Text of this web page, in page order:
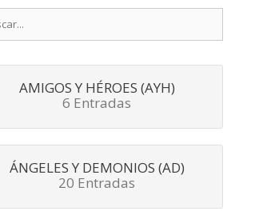
AMIGOS Y HÉROES (AYH)
6 Entradas
ÁNGELES Y DEMONIOS (AD)
20 Entradas